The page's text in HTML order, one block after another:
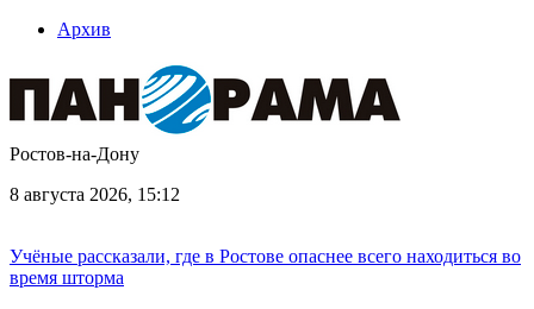
Архив
Ростов-на-Дону
8 августа 2026, 15:12
Учёные рассказали, где в Ростове опаснее всего находиться во
время шторма